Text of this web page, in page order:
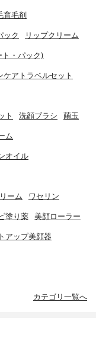
育毛剤
ック リップクリーム
ト・パック)
ケアトラベルセット
ト 洗顔ブラシ 繭玉
ム
オイル
ーム ワセリン
塗り薬 美顔ローラー
アップ美顔器
カテゴリ一覧へ